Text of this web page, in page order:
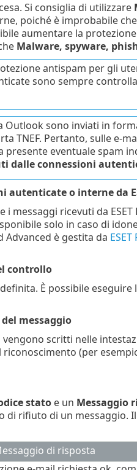
Si consiglia di utilizzare
poiché è improbabile
aumentare la
Malware, spyware,
antispam per gli
sono sempre
sono inviati in
TNEF. Pertanto, sulle e-
eventuale spam
dalle connessioni
o interne da
messaggi ricevuti da
solo in caso di
Advanced è gestita da ESET
controllo
È possibile
messaggio
scritti nelle
riconoscimento (per
statoe un Messaggio
di rifiuto di un
di risposta